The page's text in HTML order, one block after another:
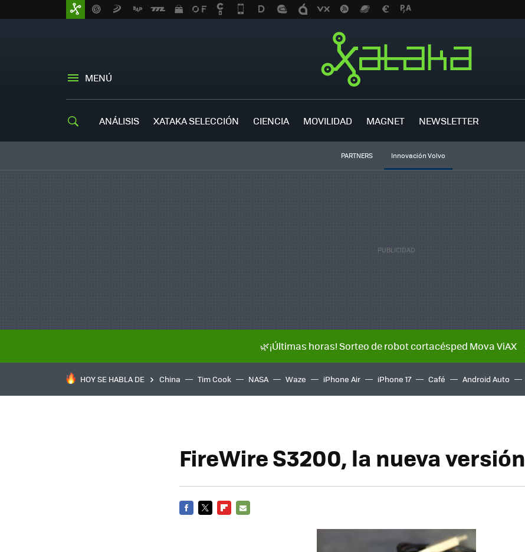
MENÚ
ANÁLISIS XATAKA SELECCIÓN CIENCIA MOVILIDAD MAGNET NEWSLETTER
PARTNERS Innovación Volvo
🌿¡Últimas horas! Sorteo de robot cortacésped Mova ViAX
HOY SE HABLA DE China Tim Cook NASA Waze iPhone Air iPhone 17 Café Android Auto
FireWire S3200, la nueva versión